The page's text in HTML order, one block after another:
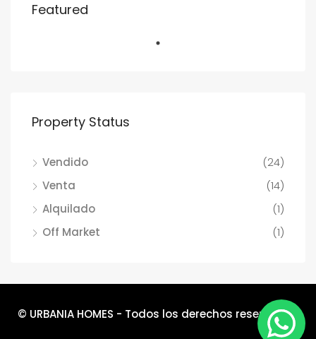
Featured
Property Status
Vendido
(24)
Venta
(14)
Alquilado
(1)
Off Market
(1)
© URBANIA HOMES - Todos los derechos reservados